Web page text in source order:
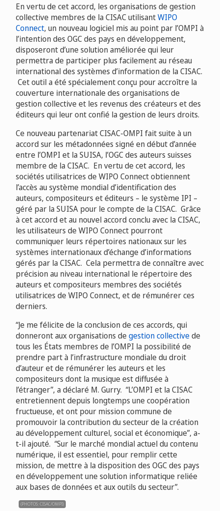
En vertu de cet accord, les organisations de gestion
collective membres de la CISAC utilisantWIPO
Connect, un nouveau logiciel mis au point par l’OMPI à
l’intention des OGC des pays en développement,
disposeront d’une solution améliorée qui leur
permettra de participer plus facilement au réseau
international des systèmes d’information de la CISAC.
Cet outil a été spécialement conçu pour accroître la
couverture internationale des organisations de
gestion collective et les revenus des créateurs et des
éditeurs qui leur ont confié la gestion de leurs droits.
Ce nouveau partenariat CISAC-OMPI fait suite à un
accord sur les métadonnées signé en début d’année
entre l’OMPI et la SUISA, l’OGC des auteurs suisses
membre de la CISAC. En vertu de cet accord, les
sociétés utilisatrices de WIPO Connect obtiennent
l’accès au système mondial d’identification des
auteurs, compositeurs et éditeurs – le système IPI –
géré par la SUISA pour le compte de la CISAC. Grâce
à cet accord et au nouvel accord conclu avec la CISAC,
les utilisateurs de WIPO Connect pourront
communiquer leurs répertoires nationaux sur les
systèmes internationaux d’échange d’informations
gérés par la CISAC. Cela permettra de connaître avec
précision au niveau international le répertoire des
auteurs et compositeurs membres des sociétés
utilisatrices de WIPO Connect, et de rémunérer ces
derniers.
“Je me félicite de la conclusion de ces accords, qui
donneront aux organisations degestion collectivede
tous les États membres de l’OMPI la possibilité de
prendre part à l’infrastructure mondiale du droit
d’auteur et de rémunérer les auteurs et les
compositeurs dont la musique est diffusée à
l’étranger”, a déclaré M. Gurry. “L’OMPI et la CISAC
entretiennent depuis longtemps une coopération
fructueuse, et ont pour mission commune de
promouvoir la contribution du secteur de la création
au développement culturel, social et économique”, a-
t-il ajouté. “Sur le marché mondial actuel du contenu
numérique, il est essentiel, pour remplir cette
mission, de mettre à la disposition des OGC des pays
en développement une solution informatique reliée
aux bases de données et aux outils du secteur”.
(PHOTOS: CISAC/OMPI)